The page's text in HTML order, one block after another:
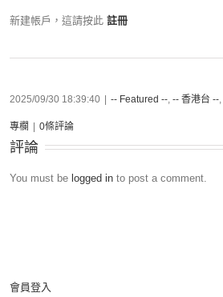
新建帳戶，這請按此 註冊
2025/09/30 18:39:40 -- Featured --, -- 香港台 --,
專欄 0條評論
評論
You must be logged in to post a comment.
會員登入